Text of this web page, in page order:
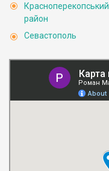
Красноперекопський
район
Севастополь